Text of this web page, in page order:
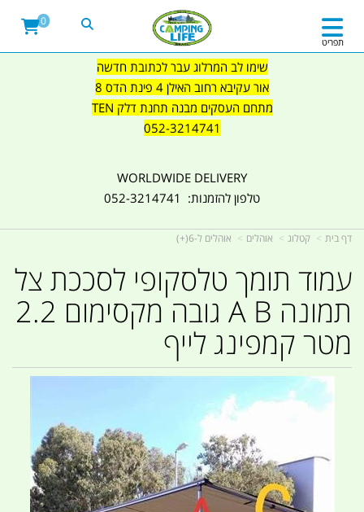
שימו לב המרלוג עבר לכתובת חדשה
אור עקיבא רחוב האילן 4 פינת הדס 8
מתחם העסקים מבנה תחנת דלק TEN
052-3214741
WORLDWIDE DELIVERY
טלפון להזמנות: 052-3214741
תפריט
0
דף בית קטלוג אוהלים אוהלים ל-6(+)
עמוד תומך טלסקופי לסככת צל
תמונה A B גובה מקסימום 2.2
מטר קמפינג לייף